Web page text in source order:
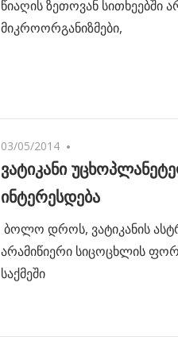
წიაღის ზეთოვან სითხეებში
მიკროორგანიზმები,
03/05/2014
ვატიკანი
ინტერესდება
ბოლო დროს, ვატიკანის
არამიწიერი სიცოცხლის
საქმეში